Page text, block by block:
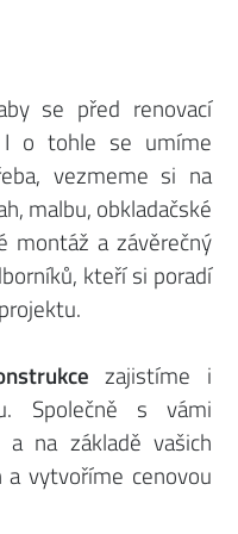
se před renovací
I o tohle se umíme
vezmeme si na
malbu, obkladačské
montáž a závěrečný
kteří si poradí
zajistíme i
Společně s vámi
na základě vašich
vytvoříme cenovou